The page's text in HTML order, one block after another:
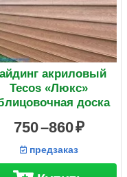
акриловый
Tecos «Люкс»
доска
750 –860
предзаказ